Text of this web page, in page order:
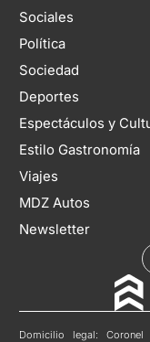
Sociales
Política
Sociedad
Deportes
Espectáculos y
Estilo Gastronomía
Viajes
MDZ Autos
Newsletter
Domicilio legal: Coronel